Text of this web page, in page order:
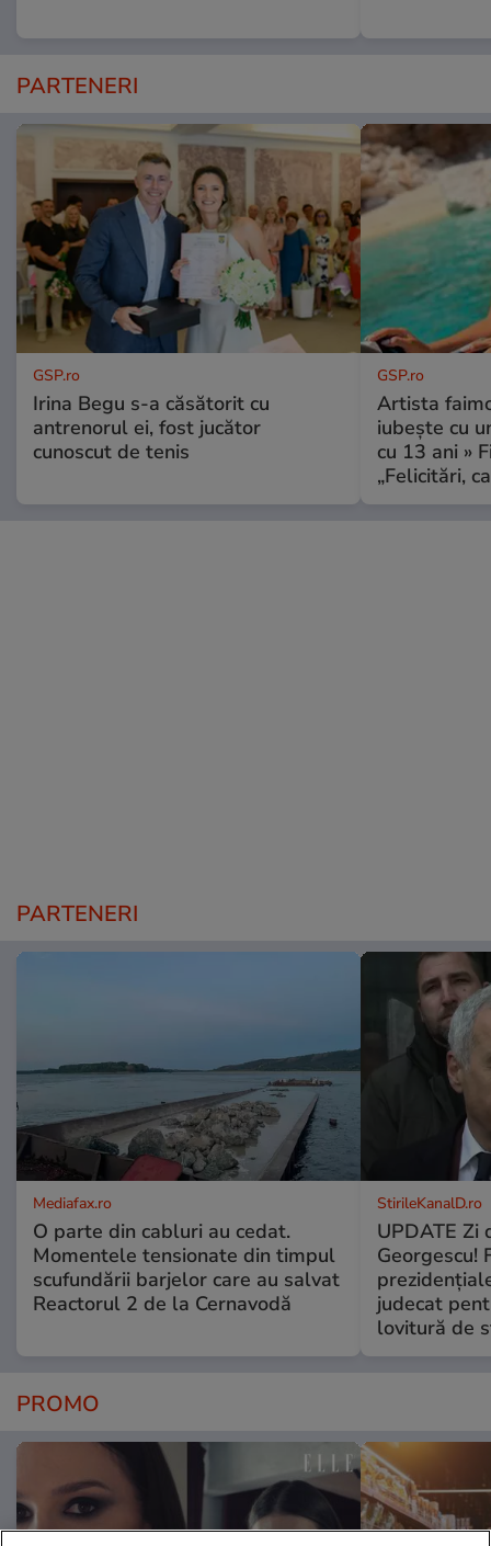
PARTENERI
GSP.ro
Irina Begu s-a căsătorit cu
antrenorul ei, fost jucător
cunoscut de tenis
GSP.ro
Artista
iubește cu
cu 13 ani »
„Felicitări,
PARTENERI
Mediafax.ro
O parte din cabluri au cedat.
Momentele tensionate din timpul
scufundării barjelor care au salvat
Reactorul 2 de la Cernavodă
StirileKanalD.ro
UPDATE Zi
Georgescu!
judecat
lovitură de
PROMO